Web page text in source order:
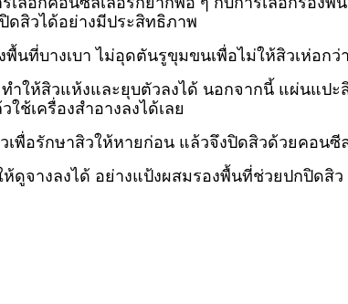
ดสิวได้อย่างมีประสิทธิภาพ
นที่บางเบา ไม่อุดตันรูขุมขนเพื่อไม่ให้สิวเห่อกว่
ให้สิวแห้งและยุบตัวลงได้ นอกจากนี้ แผ่นแปะ
ช้เครื่องสำอางลงได้เลย
พื่อรักษาสิวให้หายก่อน แล้วจึงปิดสิวด้วยคอนซี
ดูจางลงได้ อย่างแป้งผสมรองพื้นที่ช่วยปกปิด